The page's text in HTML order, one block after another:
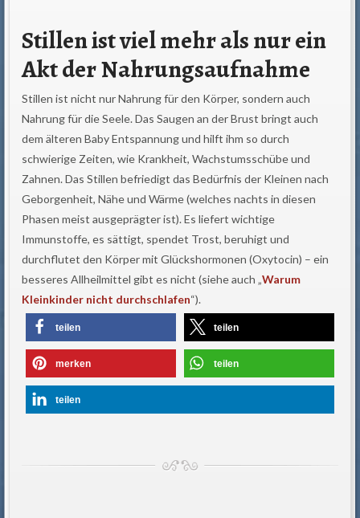
Stillen ist viel mehr als nur ein
Akt der Nahrungsaufnahme
Stillen ist nicht nur Nahrung für den Körper, sondern auch
Nahrung für die Seele. Das Saugen an der Brust bringt auch
dem älteren Baby Entspannung und hilft ihm so durch
schwierige Zeiten, wie Krankheit, Wachstumsschübe und
Zahnen. Das Stillen befriedigt das Bedürfnis der Kleinen nach
Geborgenheit, Nähe und Wärme (welches nachts in diesen
Phasen meist ausgeprägter ist). Es liefert wichtige
Immunstoffe, es sättigt, spendet Trost, beruhigt und
durchflutet den Körper mit Glückshormonen (Oxytocin) – ein
besseres Allheilmittel gibt es nicht (siehe auch „Warum
Kleinkinder nicht durchschlafen“).
teilen teilen
merken teilen
teilen